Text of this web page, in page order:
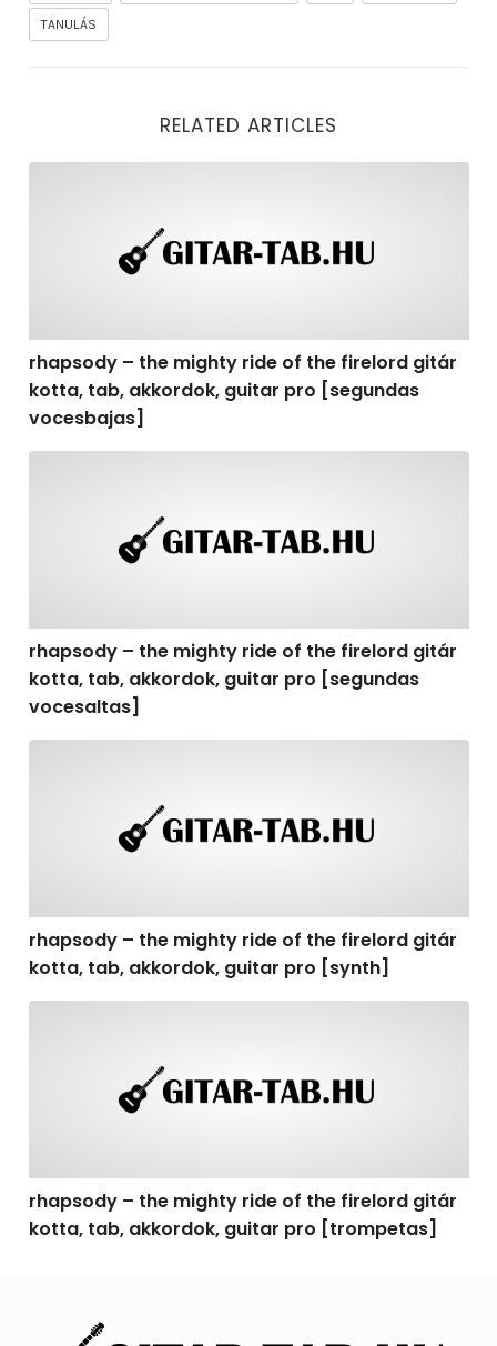
TANULÁS
RELATED ARTICLES
rhapsody – the mighty ride of the firelord gitár
kotta, tab, akkordok, guitar pro [segundas
vocesbajas]
rhapsody – the mighty ride of the firelord gitár
kotta, tab, akkordok, guitar pro [segundas
vocesaltas]
rhapsody – the mighty ride of the firelord gitár
kotta, tab, akkordok, guitar pro [synth]
rhapsody – the mighty ride of the firelord gitár
kotta, tab, akkordok, guitar pro [trompetas]